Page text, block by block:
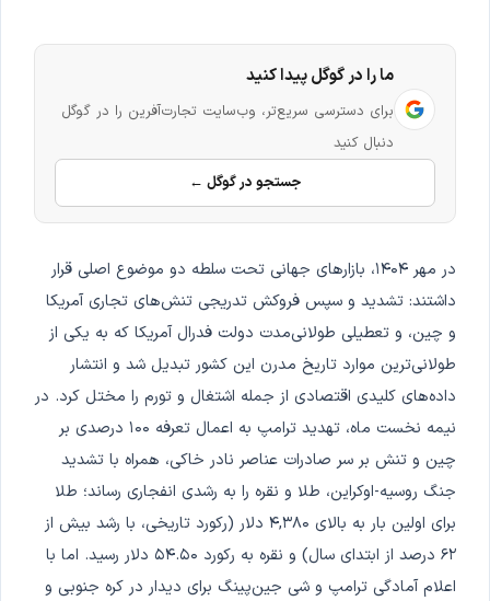
ما را در گوگل پیدا کنید
برای دسترسی سریع‌تر، وب‌سایت تجارت‌آفرین را در گوگل
دنبال کنید
جستجو در گوگل ←
در مهر ۱۴۰۴، بازارهای جهانی تحت سلطه دو موضوع اصلی قرار
داشتند: تشدید و سپس فروکش تدریجی تنش‌های تجاری آمریکا
و چین، و تعطیلی طولانی‌مدت دولت فدرال آمریکا که به یکی از
طولانی‌ترین موارد تاریخ مدرن این کشور تبدیل شد و انتشار
داده‌های کلیدی اقتصادی از جمله اشتغال و تورم را مختل کرد. در
نیمه نخست ماه، تهدید ترامپ به اعمال تعرفه ۱۰۰ درصدی بر
چین و تنش بر سر صادرات عناصر نادر خاکی، همراه با تشدید
جنگ روسیه-اوکراین، طلا و نقره را به رشدی انفجاری رساند؛ طلا
برای اولین بار به بالای ۴,۳۸۰ دلار (رکورد تاریخی، با رشد بیش از
۶۲ درصد از ابتدای سال) و نقره به رکورد ۵۴.۵۰ دلار رسید. اما با
اعلام آمادگی ترامپ و شی جین‌پینگ برای دیدار در کره جنوبی و